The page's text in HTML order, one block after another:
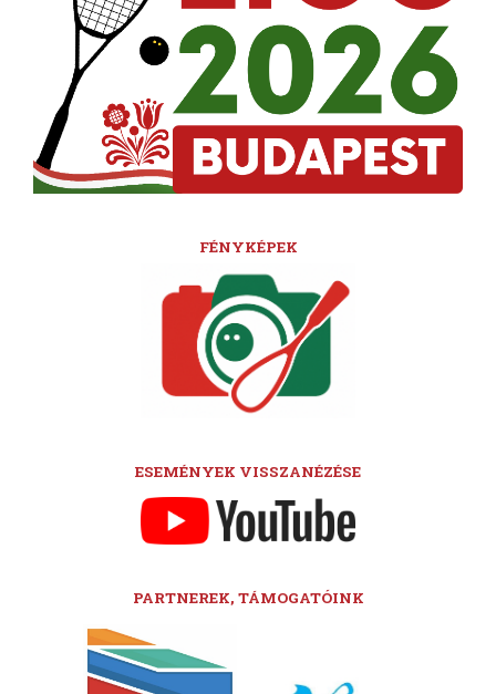
FÉNYKÉPEK
ESEMÉNYEK VISSZANÉZÉSE
PARTNEREK, TÁMOGATÓINK